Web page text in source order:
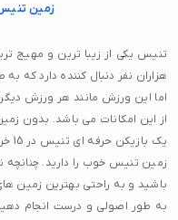
زمین
تنیس یکی از زیبا ترین و مهیج
هزاران نفر دنبال کننده دارد
اما این ورزش مانند هر ورزش
از این امکانات می باشد. بدون
به طور اصولی و درست انجام